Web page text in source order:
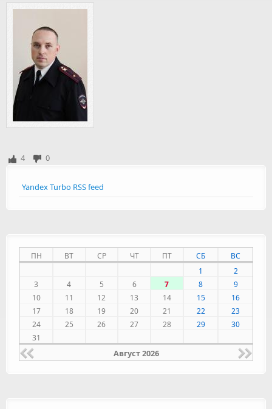
4 0
Yandex Turbo RSS feed
ПН ВТ СР ЧТ ПТ СБ
ВС
1
2
3
4 5 6 7 8
9
10
11 12 13 14 15
16
17
18 19 20 21 22
23
24
25 26 27 28 29
30
31
Август 2026